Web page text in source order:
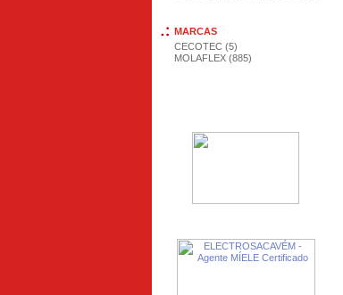
MARCAS
CECOTEC (5)
MOLAFLEX (885)